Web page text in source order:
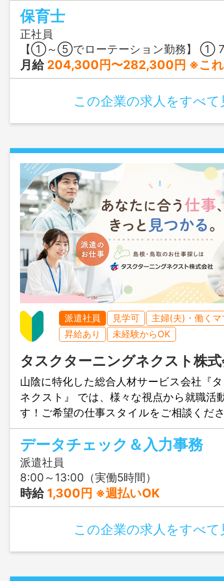
保育士
正社員
【①～⑤でローテーション勤務】 ① 7:00〜16:00 ② 7:30〜16:30 ③ 8:00〜
月給 204,300円〜282,300円 ※これまでの保育士経験もしっ
この企業の求人をすべて
派遣社員 見学可
主婦(夫)・働くマ
昇給あり
未経験からOK
タスクターニングネクスト株
山陰に特化した総合人材サービス会社『
ネクスト』 では、様々な視点から就職活
す！ご希望の仕事スタイルをご相談くだ
ネーターが全力でサポートさせていただ
データチェック＆入力事務
派遣社員
8:00～13:00（実働5時間）
時給 1,300円 ※週払いOK
この企業の求人をすべて